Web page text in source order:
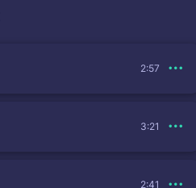
2:57
3:21
2:41